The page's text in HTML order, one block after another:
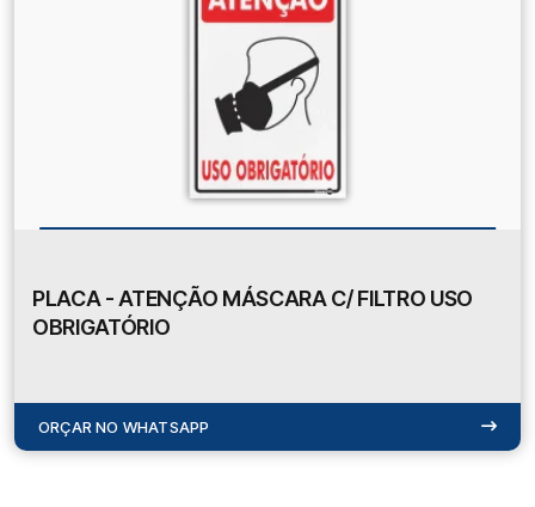
PLACA - ATENÇÃO MÁSCARA C/ FILTRO USO
OBRIGATÓRIO
ORÇAR NO WHATSAPP